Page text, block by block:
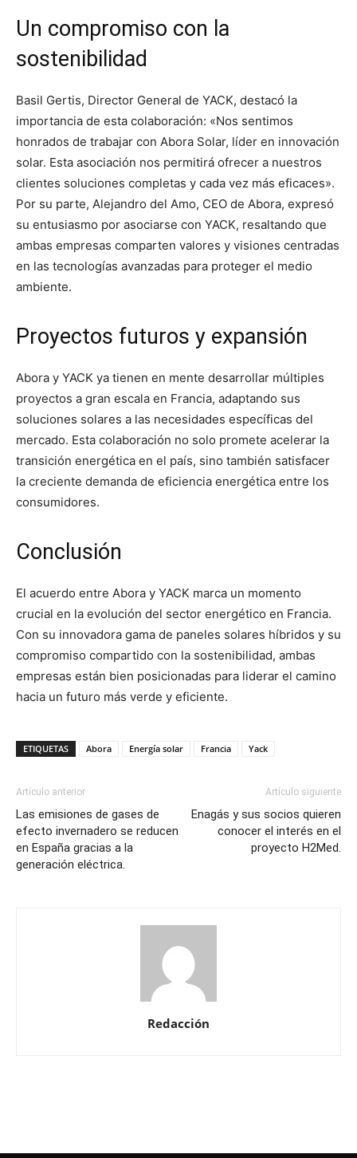
Un compromiso con la
sostenibilidad
Basil Gertis, Director General de YACK, destacó la
importancia de esta colaboración: «Nos sentimos
honrados de trabajar con Abora Solar, líder en innovación
solar. Esta asociación nos permitirá ofrecer a nuestros
clientes soluciones completas y cada vez más eficaces».
Por su parte, Alejandro del Amo, CEO de Abora, expresó
su entusiasmo por asociarse con YACK, resaltando que
ambas empresas comparten valores y visiones centradas
en las tecnologías avanzadas para proteger el medio
ambiente.
Proyectos futuros y expansión
Abora y YACK ya tienen en mente desarrollar múltiples
proyectos a gran escala en Francia, adaptando sus
soluciones solares a las necesidades específicas del
mercado. Esta colaboración no solo promete acelerar la
transición energética en el país, sino también satisfacer
la creciente demanda de eficiencia energética entre los
consumidores.
Conclusión
El acuerdo entre Abora y YACK marca un momento
crucial en la evolución del sector energético en Francia.
Con su innovadora gama de paneles solares híbridos y su
compromiso compartido con la sostenibilidad, ambas
empresas están bien posicionadas para liderar el camino
hacia un futuro más verde y eficiente.
ETIQUETAS Abora Energía solar Francia Yack
Artículo anterior
Las emisiones de gases de
efecto invernadero se reducen
en España gracias a la
generación eléctrica.
Artículo siguiente
Enagás y sus socios quieren
conocer el interés en el
proyecto H2Med.
Redacción